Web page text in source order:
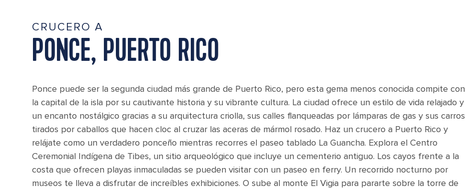
CRUCERO A
PONCE, PUERTO RICO
Ponce puede ser la segunda ciudad más grande de Puerto Rico, pero esta gema menos conocida compite con
la capital de la isla por su cautivante historia y su vibrante cultura. La ciudad ofrece un estilo de vida relajado y
un encanto nostálgico gracias a su arquitectura criolla, sus calles flanqueadas por lámparas de gas y sus carros
tirados por caballos que hacen cloc al cruzar las aceras de mármol rosado. Haz un crucero a Puerto Rico y
relájate como un verdadero ponceño mientras recorres el paseo tablado La Guancha. Explora el Centro
Ceremonial Indígena de Tibes, un sitio arqueológico que incluye un cementerio antiguo. Los cayos frente a la
costa que ofrecen playas inmaculadas se pueden visitar con un paseo en ferry. Un recorrido nocturno por
museos te lleva a disfrutar de increíbles exhibiciones. O sube al monte El Vigia para pararte sobre la torre de